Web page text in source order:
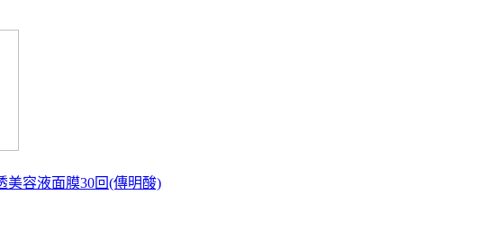
美容液面膜30回(傳明酸)